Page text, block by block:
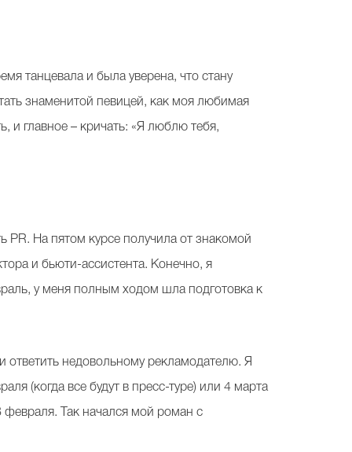
танцевала и была уверена, что стану
знаменитой певицей, как моя любимая
и главное – кричать: «Я люблю тебя,
PR. На пятом курсе получила от знакомой
и бьюти-ассистента. Конечно, я
у меня полным ходом шла подготовка к
ответить недовольному рекламодателю. Я
(когда все будут в пресс-туре) или 4 марта
февраля. Так начался мой роман с